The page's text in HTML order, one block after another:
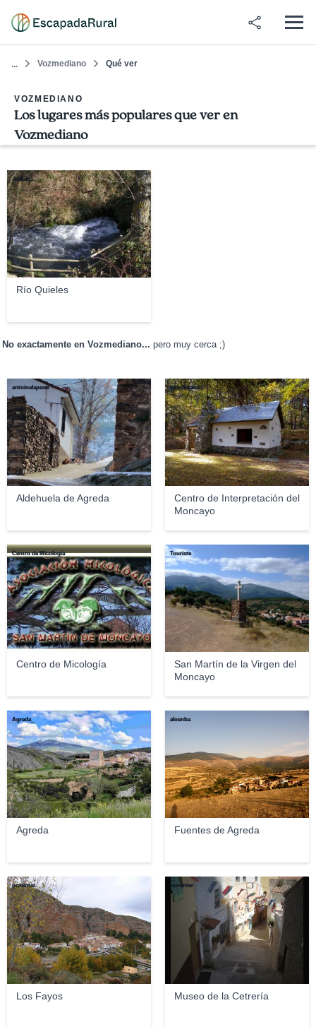
... Vozmediano Qué ver
VOZMEDIANO
Los lugares más populares que ver en
Vozmediano
Río Quieles
Jesbaq1
No exactamente en Vozmediano... pero muy cerca ;)
Aldehuela de Agreda
antoinelapena
Centro de Interpretación del
Moncayo
Igor Bikandi
Centro de Micología
Centro de Micología
San Martín de la Virgen del
Moncayo
Touriste
Agreda
Agreda_
Fuentes de Agreda
aloenba
Los Fayos
ocminter
Museo de la Cetrería
ocminter